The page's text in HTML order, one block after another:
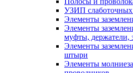
УЗИП слаботочных
Элементы
Элементы
муфты, держатели,
Элементы
штыри
Элементы